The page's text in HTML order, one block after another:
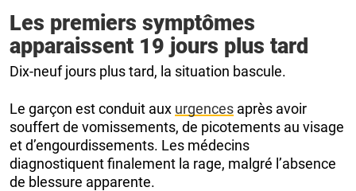
Les premiers symptômes
apparaissent 19 jours plus tard
Dix-neuf jours plus tard, la situation bascule.
Le garçon est conduit aux urgences après avoir
souffert de vomissements, de picotements au visage
et d’engourdissements. Les médecins
diagnostiquent finalement la rage, malgré l’absence
de blessure apparente.